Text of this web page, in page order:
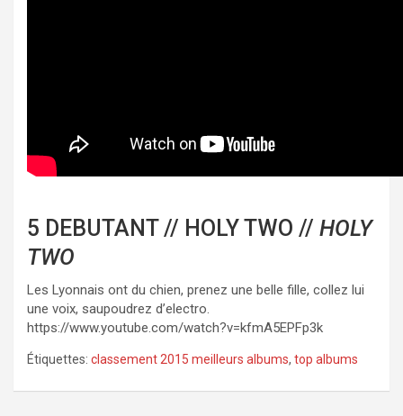
5 DEBUTANT // HOLY TWO // HOLY
TWO
Les Lyonnais ont du chien, prenez une belle fille, collez lui
une voix, saupoudrez d’electro.
https://www.youtube.com/watch?v=kfmA5EPFp3k
Étiquettes: classement 2015 meilleurs albums, top albums